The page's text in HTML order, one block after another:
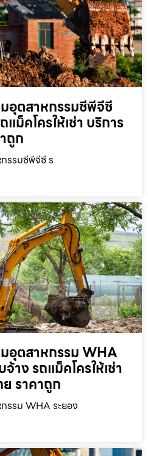
มอุตสาหกรรมซีพีจีซี
ม็คโครให้เช่า บริการ
ถูก
รรมซีพีจีซี ร
อุตสาหกรรม WHA
าง รถแม็คโครให้เช่า
ราคาถูก
รรม WHA ระยอง